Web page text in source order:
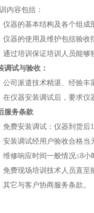
内容包括：
仪器的基本结构及各个组
仪器的使用及维护包括验收
通过培训保证培训人员能
调试与验收：
公司派遣技术精湛、经验
在仪器安装调试后，要求
服务条款
免费安装调试：仪器到货
安装调试经用户验收合格当
维修响应时间一般情况≤8
免费现场培训技术人员直至
其它与客户协商服务条款。